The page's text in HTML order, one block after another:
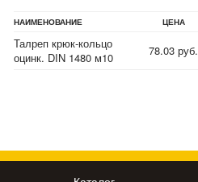
НАИМЕНОВАНИЕ ЦЕНА
Талреп крюк-кольцо
оцинк. DIN 1480 м10
78.03 руб.